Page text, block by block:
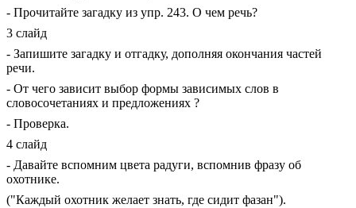
- Прочитайте загадку из упр. 243. О чем речь?
3 слайд
- Запишите загадку и отгадку, дополняя окончания частей
речи.
- От чего зависит выбор формы зависимых слов в
словосочетаниях и предложениях ?
- Проверка.
4 слайд
- Давайте вспомним цвета радуги, вспомнив фразу об
охотнике.
("Каждый охотник желает знать, где сидит фазан").